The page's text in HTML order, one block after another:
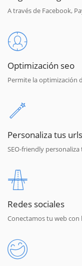
A través de Facebook,
Optimización seo
Permite la optimización
Personaliza tus urls
SEO-friendly
Redes sociales
Conectamos tu web con